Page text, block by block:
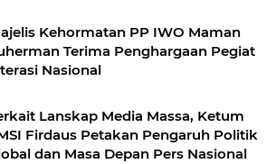
Kehormatan PP IWO Maman
Terima Penghargaan Pegiat
Nasional
Lanskap Media Massa, Ketum
Firdaus Petakan Pengaruh Politik
dan Masa Depan Pers Nasional